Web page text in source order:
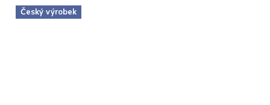
Český výrobek